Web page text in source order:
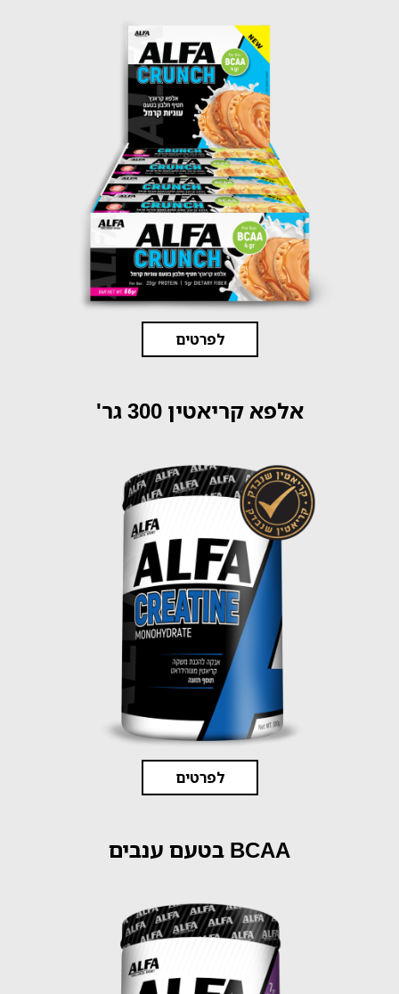
לפרטים
אלפא קריאטין 300 גר'
לפרטים
BCAA בטעם ענבים